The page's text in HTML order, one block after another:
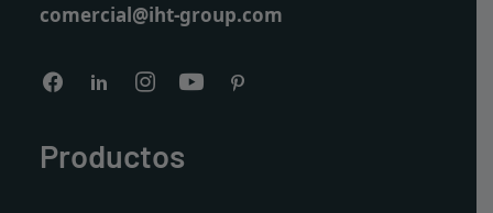
comercial@iht-group.com
Productos